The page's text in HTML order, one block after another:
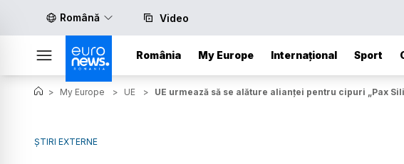
Română Video
România My Europe Internațional Sport
> My Europe > UE > UE urmează să se alăture alianței pentru cipuri „Pax
ȘTIRI EXTERNE